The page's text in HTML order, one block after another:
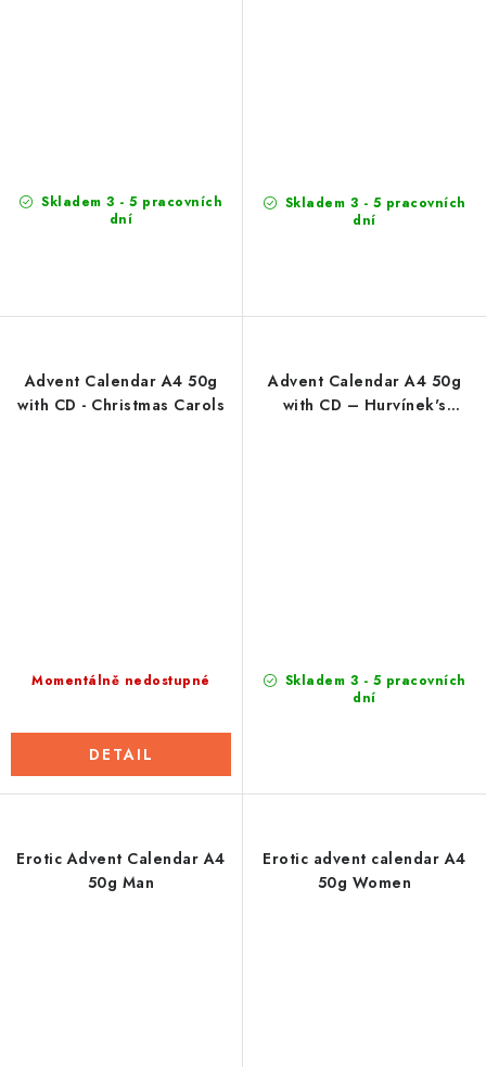
Skladem 3 - 5 pracovních
dní
Skladem 3 - 5 pracovních
dní
Advent Calendar A4 50g
with CD - Christmas Carols
Momentálně nedostupné
DETAIL
Advent Calendar A4 50g
with CD – Hurvínek's
Skladem 3 - 5 pracovních
dní
Erotic Advent Calendar A4
50g Man
Erotic advent calendar A4
50g Women